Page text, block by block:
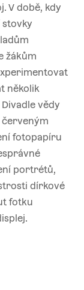
V době, kdy
stovky
žákům
několik
vědy
fotopapíru
portrétů,
dírkové
fotku